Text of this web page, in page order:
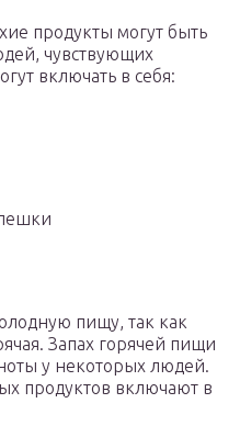
продукты могут быть
чувствующих
включать в себя:
пищу, так как
Запах горячей пищи
у некоторых людей.
продуктов включают в